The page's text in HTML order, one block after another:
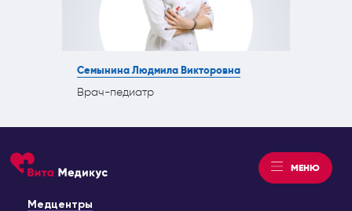
Семынина Людмила Викторовна
Врач-педиатр
МЕНЮ
Медцентры